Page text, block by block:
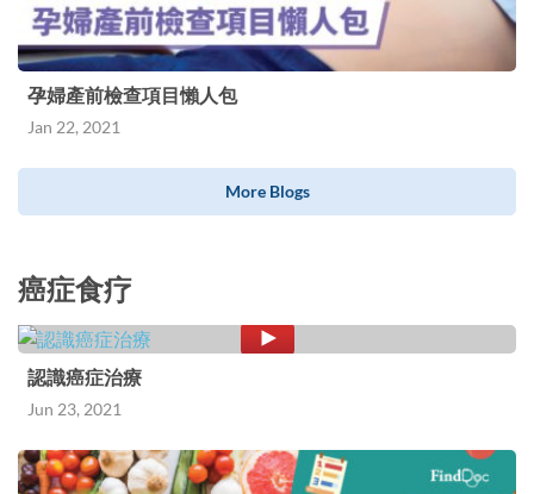
孕婦產前檢查項目懶人包
Jan 22, 2021
More Blogs
癌症食疗
認識癌症治療
Jun 23, 2021